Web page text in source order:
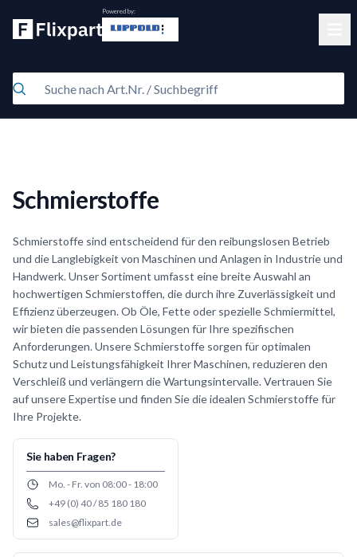
Powered by:
Schmierstoffe
Schmierstoffe sind entscheidend für den reibungslosen Betrieb
und die Langlebigkeit von Maschinen und Anlagen in Industrie und
Handwerk. Unser Sortiment umfasst eine breite Auswahl an
hochwertigen Schmierstoffen, die durch ihre Zuverlässigkeit und
Effizienz überzeugen. Ob Öle, Fette oder spezielle Schmiermittel,
wir bieten die passenden Lösungen für Ihre spezifischen
Anforderungen. Unsere Schmierstoffe sorgen für optimalen
Schutz und Leistungsfähigkeit Ihrer Maschinen, reduzieren den
Verschleiß und verlängern die Wartungsintervalle. Vertrauen Sie
auf unsere Expertise und finden Sie die idealen Schmierstoffe für
Ihre Projekte.
Sie haben Fragen?
Opening hours
Mo. - Fr. von 08:00 - 18:00
Phone number
+49 (0) 40 / 85 180 180
Emailsales@flixpart.de